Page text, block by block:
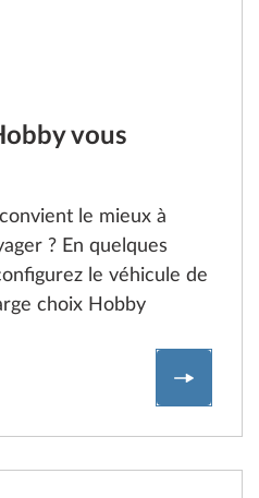
vous
le mieux à
? En quelques
le véhicule de
choix Hobby